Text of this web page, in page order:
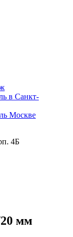
в Санкт-
Москве
4Б
мм